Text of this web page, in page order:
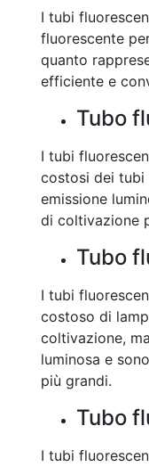
I tubi
fluorescente
quanto
efficiente e
Tubo
I tubi
costosi dei tubi
emissione
di coltivazione
Tubo
I tubi
costoso di
coltivazione,
luminosa e
più grandi.
Tubo
I tubi